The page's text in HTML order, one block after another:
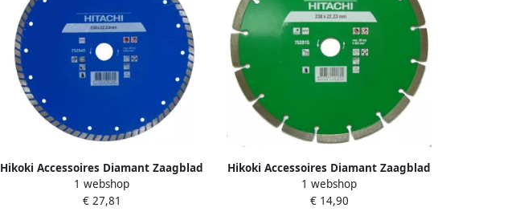
Hikoki Accessoires Diamant Zaagblad
125X22 2X6Mm Type Turbo 752842
1 webshop
€ 27,81
Hikoki Accessoires Diamant Zaagblad
125X22 2X10Mm Type Universeel Laser
752812
1 webshop
€ 14,90